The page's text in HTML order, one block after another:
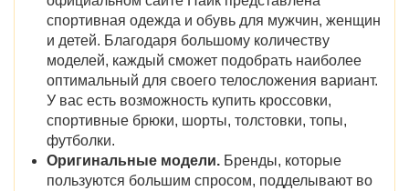
спортивная одежда и обувь для мужчин, женщин
и детей. Благодаря большому количеству
моделей, каждый сможет подобрать наиболее
оптимальный для своего телосложения вариант.
У вас есть возможность купить кроссовки,
спортивные брюки, шорты, толстовки, топы,
футболки.
Оригинальные модели. Бренды, которые
пользуются большим спросом, подделывают во